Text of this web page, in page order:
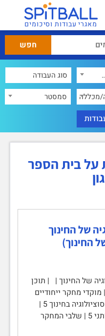
מאגרי עבודות וסיכומים
כארגון
מכללה סמסטר
על בית הספר
של החינוך
החינוך)
של החינוך | | תוכן
עניינים | יחידה 1 הגדרות 4 | מוקדי מחקר ייחודיים
בחינוך 4 | זוויות הניתוח 5 | סוציולוגיה בחינוך 5 |
מחקר כמותי 5 | מחקר איכותני 5 | שלבי המחקר